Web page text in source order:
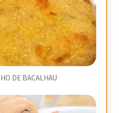
DE BACALHAU